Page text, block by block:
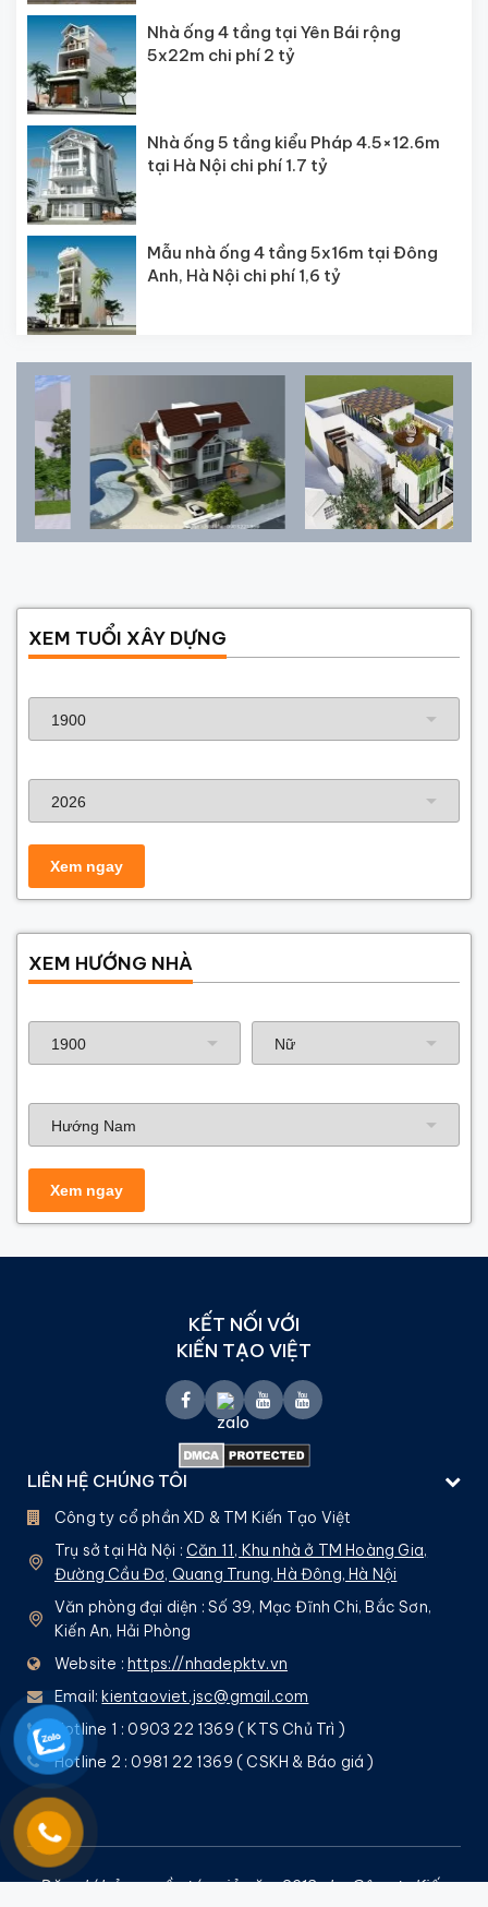
Nhà ống 4 tầng tại Yên Bái rộng
5x22m chi phí 2 tỷ
Nhà ống 5 tầng kiểu Pháp 4.5×12.6m
tại Hà Nội chi phí 1.7 tỷ
Mẫu nhà ống 4 tầng 5x16m tại Đông
Anh, Hà Nội chi phí 1,6 tỷ
XEM TUỔI XÂY DỰNG
XEM HƯỚNG NHÀ
KẾT NỐI VỚI
KIẾN TẠO VIỆT
LIÊN HỆ CHÚNG TÔI
Công ty cổ phần XD & TM Kiến Tạo Việt
Trụ sở tại Hà Nội : Căn 11, Khu nhà ở TM Hoàng Gia,
Đường Cầu Đơ, Quang Trung, Hà Đông, Hà Nội
Văn phòng đại diện : Số 39, Mạc Đĩnh Chi, Bắc Sơn,
Kiến An, Hải Phòng
Website : https://nhadepktv.vn
Email:kientaoviet.jsc@gmail.com
Hotline 1 : 0903 22 1369 ( KTS Chủ Trì )
Hotline 2 : 0981 22 1369 ( CSKH & Báo giá )
Đăng kí bản quyền tác giả năm 2013 cho Công ty Kiến